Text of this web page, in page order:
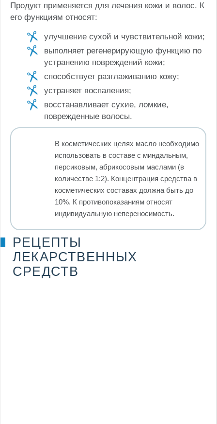
Продукт применяется для лечения кожи и волос. К
его функциям относят:
улучшение сухой и чувствительной кожи;
выполняет регенерирующую функцию по
устранению повреждений кожи;
способствует разглаживанию кожу;
устраняет воспаления;
восстанавливает сухие, ломкие,
поврежденные волосы.
В косметических целях масло необходимо
использовать в составе с миндальным,
персиковым, абрикосовым маслами (в
количестве 1:2). Концентрация средства в
косметических составах должна быть до
10%. К противопоказаниям относят
индивидуальную непереносимость.
РЕЦЕПТЫ
ЛЕКАРСТВЕННЫХ
СРЕДСТВ